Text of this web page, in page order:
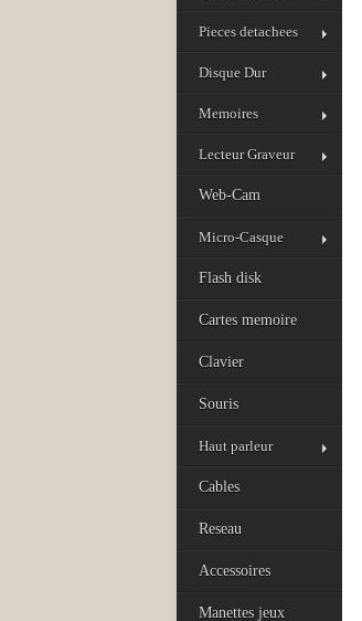
Pieces detachees
Disque Dur
Memoires
Lecteur Graveur
Web-Cam
Micro-Casque
Flash disk
Cartes memoire
Clavier
Souris
Haut parleur
Cables
Reseau
Accessoires
Manettes jeux